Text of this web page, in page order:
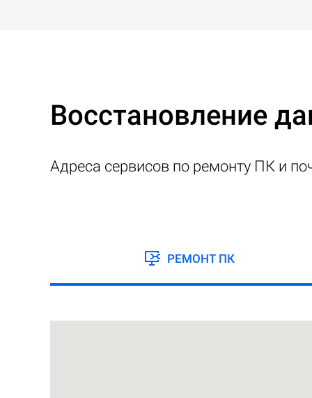
Восстановление
Адреса сервисов по ремонту ПК и
РЕМОНТ ПК